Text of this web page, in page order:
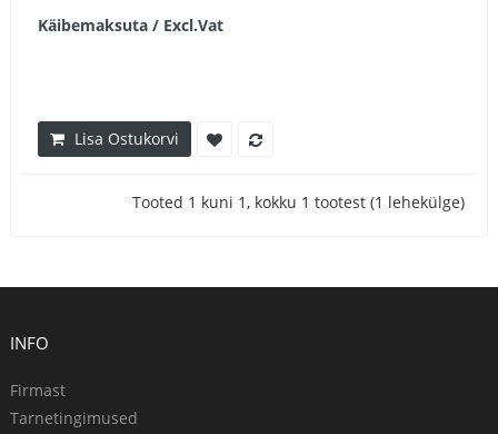
Käibemaksuta / Excl.Vat
Lisa Ostukorvi
Tooted 1 kuni 1, kokku 1 tootest (1 lehekülge)
INFO
Firmast
Tarnetingimused